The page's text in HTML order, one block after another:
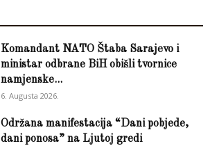
Komandant NATO Štaba Sarajevo i
ministar odbrane BiH obišli tvornice
namjenske...
6. Augusta 2026.
Održana manifestacija “Dani pobjede,
dani ponosa” na Ljutoj gredi